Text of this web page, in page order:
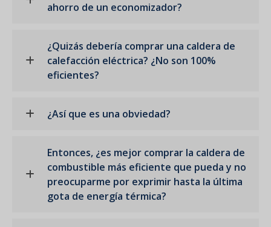
ahorro de un economizador?
¿Quizás debería comprar una caldera de
calefacción eléctrica? ¿No son 100%
eficientes?
¿Así que es una obviedad?
Entonces, ¿es mejor comprar la caldera de
combustible más eficiente que pueda y no
preocuparme por exprimir hasta la última
gota de energía térmica?